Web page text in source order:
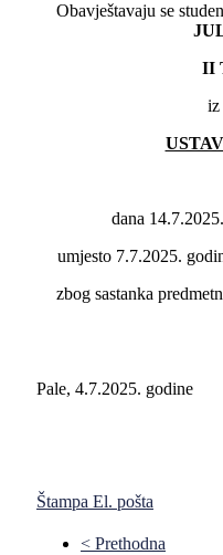
Obavještavaju se
II
iz
dana
umjesto 7.7.2025.
zbog sastanka
Pale, 4.7.2025. godine
Štampa El. pošta
< Prethodna